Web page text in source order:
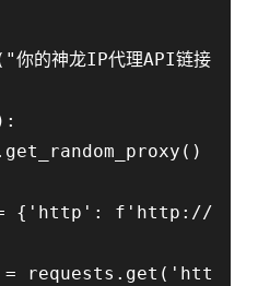
的神龙IP代理API链接")
{'http': f'http://